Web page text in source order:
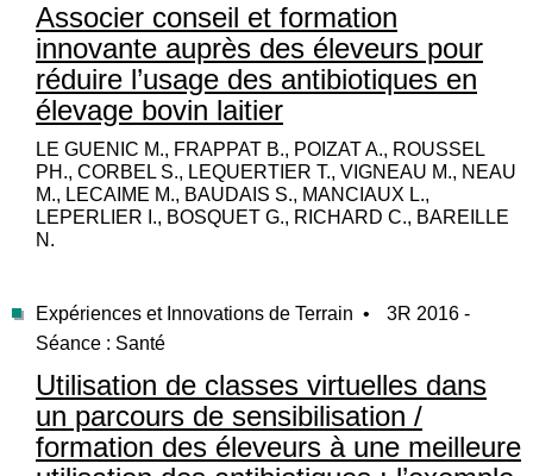
Associer conseil et formation
innovante auprès des éleveurs pour
réduire l’usage des antibiotiques en
élevage bovin laitier
LE GUENIC M., FRAPPAT B., POIZAT A., ROUSSEL
PH., CORBEL S., LEQUERTIER T., VIGNEAU M., NEAU
M., LECAIME M., BAUDAIS S., MANCIAUX L.,
LEPERLIER I., BOSQUET G., RICHARD C., BAREILLE
N.
Expériences et Innovations de Terrain •
3R 2016 -
Séance : Santé
Utilisation de classes virtuelles dans
un parcours de sensibilisation /
formation des éleveurs à une meilleure